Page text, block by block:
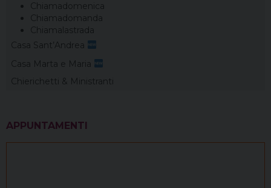
Chiamadomenica
Chiamadomanda
Chiamalastrada
Casa Sant’Andrea
Casa Marta e Maria
Chierichetti & Ministranti
APPUNTAMENTI